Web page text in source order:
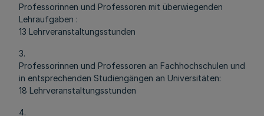
Professorinnen und Professoren mit überwiegenden
Lehraufgaben :
13 Lehrveranstaltungsstunden
3.
Professorinnen und Professoren an Fachhochschulen und
in entsprechenden Studiengängen an Universitäten:
18 Lehrveranstaltungsstunden
4.